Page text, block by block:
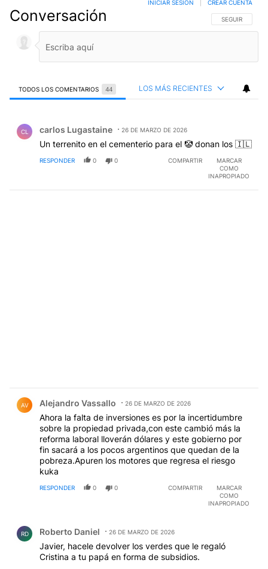
Conversación SIGA ESTA
SEGUIR
INICIAR SESIÓN CREAR CUENTA
TODOS LOS COMENTARIOS 44 LOS MÁS RECIENTES
CL carlos Lugastaine 26 DE MARZO DE 2026
Un terrenito en el cementerio para el 🤡 donan los 🇮🇱
RESPONDER 0 0 COMPARTIR
MARCAR
COMO
INAPROPIADO
AV Alejandro Vassallo 26 DE MARZO DE 2026
Ahora la falta de inversiones es por la incertidumbre
sobre la propiedad privada,con este cambió más la
reforma laboral lloverán dólares y este gobierno por
fin sacará a los pocos argentinos que quedan de la
pobreza.Apuren los motores que regresa el riesgo
kuka
RESPONDER 0 0 COMPARTIR
MARCAR
COMO
INAPROPIADO
RD Roberto Daniel 26 DE MARZO DE 2026
Javier, hacele devolver los verdes que le regaló
Cristina a tu papá en forma de subsidios.